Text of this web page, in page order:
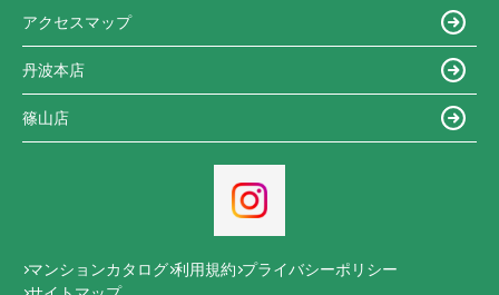
アクセスマップ
丹波本店
篠山店
マンションカタログ 利用規約 プライバシーポリシー